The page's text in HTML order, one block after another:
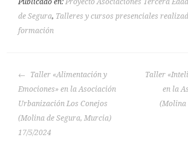
Publicado en:Proyecto Asociaciones Tercera
de Segura, Talleres y cursos presenciales
formación
Taller «Alimentación y
Emociones» en la Asociación
Urbanización Los Conejos
(Molina de Segura, Murcia)
17/5/2024
Taller
en la
(Molina